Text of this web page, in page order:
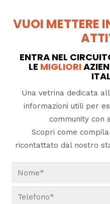
VUOI METTERE
ENTRA NEL
LE MIGLIORI
Una vetrina dedicata
informazioni utili per
community con
Scopri come
ricontattato dal nostro